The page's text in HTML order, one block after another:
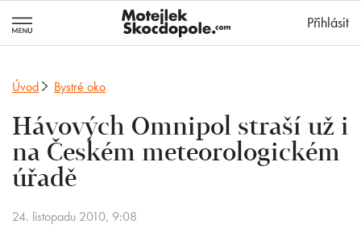
Přihlásit
Úvod Bystré oko
Hávových Omnipol straší už i
na Českém meteorologickém
úřadě
24. listopadu 2010, 9:08